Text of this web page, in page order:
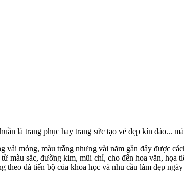
là trang phục hay trang sức tạo vẻ đẹp kín đáo...
mỏng, màu trắng nhưng vài năm gần đây được
màu sắc, đường kim, mũi chỉ, cho đến hoa văn, họa
đà tiến bộ của khoa học và nhu cầu làm đẹp